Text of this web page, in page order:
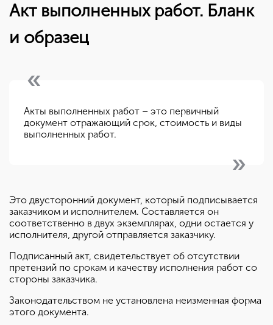
Акт выполненных работ. Бланк
и образец
Акты выполненных работ – это первичный
документ отражающий срок, стоимость и виды
выполненных работ.
Это двусторонний документ, который подписывается
заказчиком и исполнителем. Составляется он
соответственно в двух экземплярах, одни остается у
исполнителя, другой отправляется заказчику.
Подписанный акт, свидетельствует об отсутствии
претензий по срокам и качеству исполнения работ со
стороны заказчика.
Законодательством не установлена неизменная форма
этого документа.